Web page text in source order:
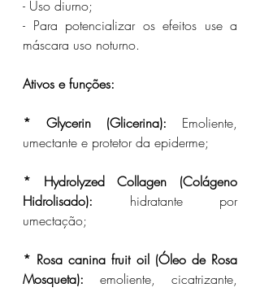
- Uso diurno;
- Para potencializar os efeitos use a
máscara uso noturno.
Ativos e funções:
* Glycerin (Glicerina): Emoliente,
umectante e protetor da epiderme;
* Hydrolyzed Collagen (Colágeno
Hidrolisado): hidratante por
umectação;
* Rosa canina fruit oil (Óleo de Rosa
Mosqueta): emoliente, cicatrizante,